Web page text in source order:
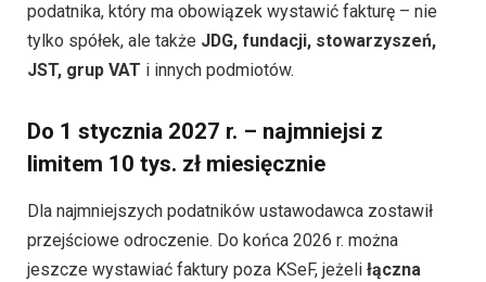
podatnika, który ma obowiązek wystawić fakturę – nie
tylko spółek, ale także JDG, fundacji, stowarzyszeń,
JST, grup VAT i innych podmiotów.
Do 1 stycznia 2027 r. – najmniejsi z
limitem 10 tys. zł miesięcznie
Dla najmniejszych podatników ustawodawca zostawił
przejściowe odroczenie. Do końca 2026 r. można
jeszcze wystawiać faktury poza KSeF, jeżeli łączna